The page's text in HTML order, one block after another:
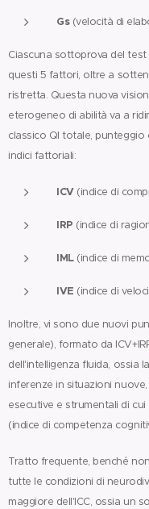
Gs(velocità di
Ciascuna sottoprova del
questi 5 fattori, oltre a
ristretta. Questa nuova
eterogeneo di abilità va a
classico QI totale,
indici fattoriali:
ICV(indice di
IRP (indice di
IML(indice di
IVE (indice di
Inoltre, vi sono due nuovi
generale), formato da
dell'intelligenza fluida, ossia
inferenze in situazioni
esecutive e strumentali di
(indice di competenza
Tratto frequente, benché
tutte le condizioni di
maggiore dell'ICC, ossia un